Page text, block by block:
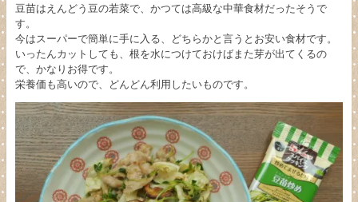
豆苗はえんどう豆の若菜で、かつては高級な中華食材だったそうで
す。
今はスーパーで簡単に手に入る、どちらかと言うとお安い食材です。
いったんカットしても、根を水につけておけばまた芽が出てくるの
で、かなりお得です。
栄養価も高いので、どんどん利用したいものです。